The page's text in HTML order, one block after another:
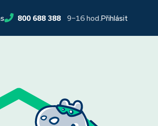
800 688 388 9−16 hod. Přihlásit